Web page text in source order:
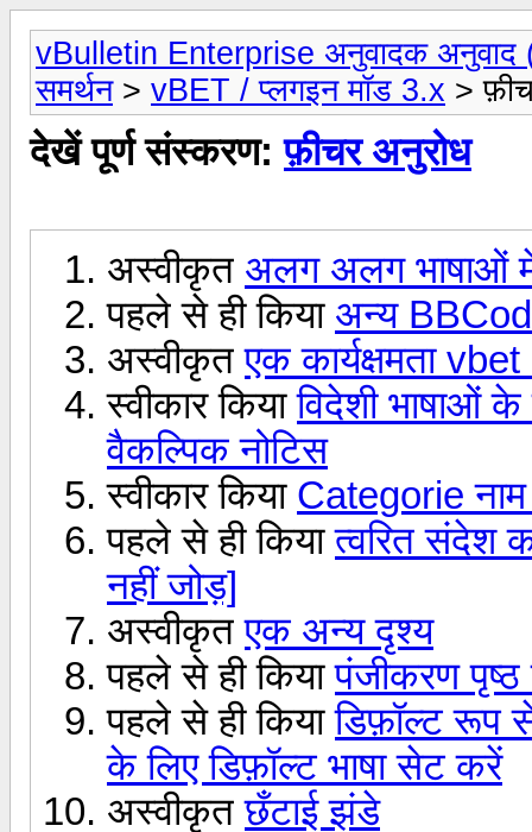
vBulletin Enterprise अनुवादक अनुवाद
समर्थन> vBET / प्लगइन मॉड 3.x >
देखें पूर्ण संस्करण:फ़ीचर अनुरोध
अस्वीकृत अलग अलग भाषाओं
पहले से ही किया अन्य
अस्वीकृतएक कार्यक्षमता
स्वीकार कियाविदेशी भाषाओं
वैकल्पिक नोटिस
स्वीकार किया Categorie
पहले से ही कियात्वरित संदेश
नहीं जोड़]
अस्वीकृतएक अन्य दृश्य
पहले से ही कियापंजीकरण पृष्ठ
पहले से ही कियाडिफ़ॉल्ट रूप
के लिए डिफ़ॉल्ट भाषा सेट करें
अस्वीकृतछँटाई झंडे